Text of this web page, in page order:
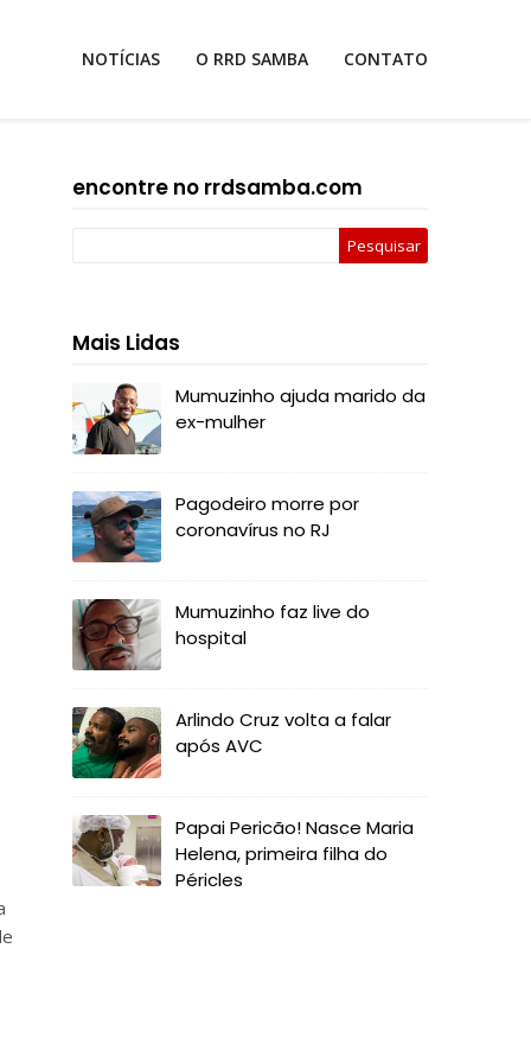
NOTÍCIAS O RRD SAMBA CONTATO
encontre no rrdsamba.com
Mais Lidas
Mumuzinho ajuda marido da
ex-mulher
Pagodeiro morre por
coronavírus no RJ
Mumuzinho faz live do
hospital
Arlindo Cruz volta a falar
após AVC
Papai Pericão! Nasce Maria
Helena, primeira filha do
Péricles